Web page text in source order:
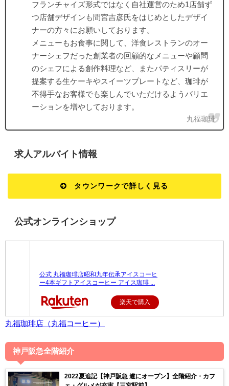
フランチャイズ形式ではなく自社運営のため1店舗ず
つ店舗デザインも間宮吉彦氏をはじめとしたデザイ
ナーの方々にお願いしております。
メニューもお食事に関して、洋食レストランのオー
ナーシェフだった創業者の回顧的なメニューや顧問
のシェフによる創作料理など、またパティスリーが
提案する生ケーキやスイーツプレートなど、珈琲が
不得手なお客様でも楽しんでいただけるようバリエ
ーションを増やしております。
丸福珈琲
求人アルバイト情報
タウンワークで詳しく見る
公式オンラインショップ
公式 丸福珈琲店昭和九年伝承アイスコーヒ
ー4本ギフトアイスコーヒー アイス珈琲 ...
楽天で購入
丸福珈琲店（丸福コーヒー）
神戸阪急全階紹介
2022夏追記【神戸阪急 遂にオープン】全階紹介・カフ